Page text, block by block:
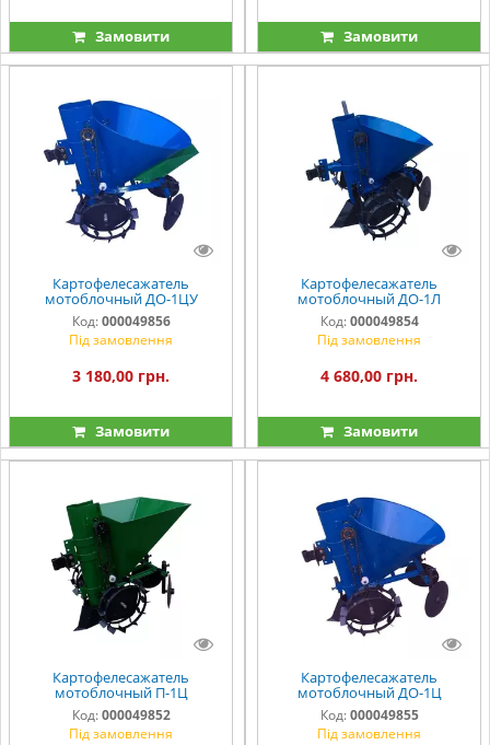
Замовити Замовити
Картофелесажатель
мотоблочный ДО-1ЦУ
Код: 000049856
Під замовлення
3 180,00 грн.
Замовити
Картофелесажатель
мотоблочный ДО-1Л
Код: 000049854
Під замовлення
4 680,00 грн.
Замовити
Картофелесажатель
мотоблочный П-1Ц
Код: 000049852
Під замовлення
Картофелесажатель
мотоблочный ДО-1Ц
Код: 000049855
Під замовлення